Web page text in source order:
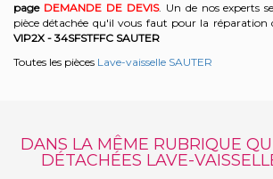
page DEMANDE DE DEVIS. Un de nos experts
pièce détachée qu'il vous faut pour la réparation
VIP2X - 34SFSTFFC SAUTER
Toutes les pièces Lave-vaisselle SAUTER
DANS LA MÊME RUBRIQUE
DÉTACHÉES LAVE-